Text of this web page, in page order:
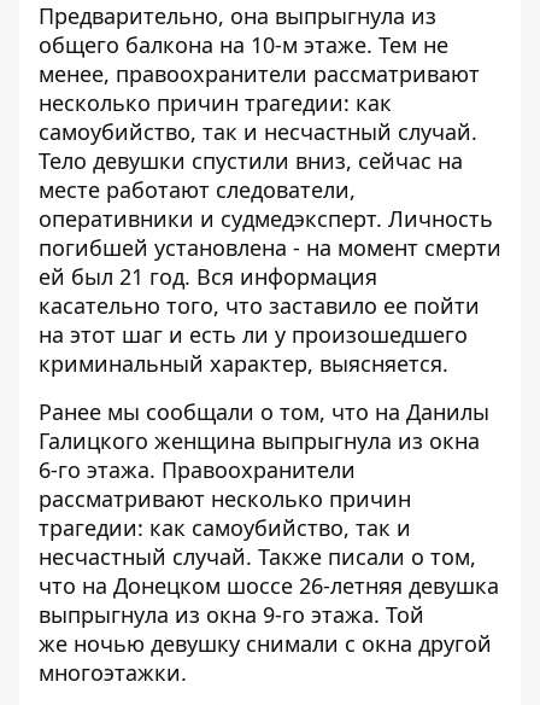
Предварительно, она выпрыгнула из
общего балкона на 10-м этаже. Тем не
менее, правоохранители рассматривают
несколько причин трагедии: как
самоубийство, так и несчастный случай.
Тело девушки спустили вниз, сейчас на
месте работают следователи,
оперативники и судмедэксперт. Личность
погибшей установлена - на момент смерти
ей был 21 год. Вся информация
касательно того, что заставило ее пойти
на этот шаг и есть ли у произошедшего
криминальный характер, выясняется.
Ранее мы сообщали о том, что на Данилы
Галицкого женщина выпрыгнула из окна
6-го этажа. Правоохранители
рассматривают несколько причин
трагедии: как самоубийство, так и
несчастный случай. Также писали о том,
что на Донецком шоссе 26-летняя девушка
выпрыгнула из окна 9-го этажа. Той
же ночью девушку снимали с окна другой
многоэтажки.